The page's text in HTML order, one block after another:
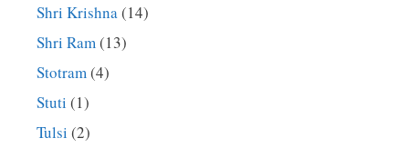
Shri Krishna(14)
Shri Ram(13)
Stotram(4)
Stuti (1)
Tulsi (2)